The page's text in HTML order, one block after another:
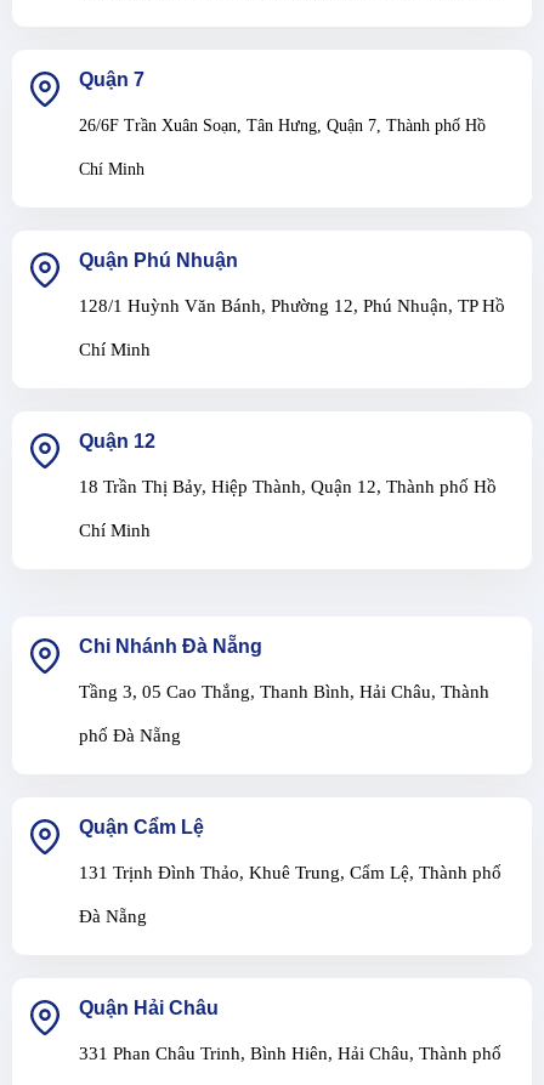
Quận 7
26/6F Trần Xuân Soạn, Tân Hưng, Quận 7, Thành phố Hồ
Chí Minh
Quận Phú Nhuận
128/1 Huỳnh Văn Bánh, Phường 12, Phú Nhuận, TP Hồ
Chí Minh
Quận 12
18 Trần Thị Bảy, Hiệp Thành, Quận 12, Thành phố Hồ
Chí Minh
Chi Nhánh Đà Nẵng
Tầng 3, 05 Cao Thắng, Thanh Bình, Hải Châu, Thành
phố Đà Nẵng
Quận Cẩm Lệ
131 Trịnh Đình Thảo, Khuê Trung, Cẩm Lệ, Thành phố
Đà Nẵng
Quận Hải Châu
331 Phan Châu Trinh, Bình Hiên, Hải Châu, Thành phố